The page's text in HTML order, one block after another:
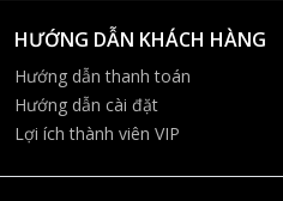
HƯỚNG DẪN KHÁCH HÀNG
Hướng dẫn thanh toán
Hướng dẫn cài đặt
Lợi ích thành viên VIP